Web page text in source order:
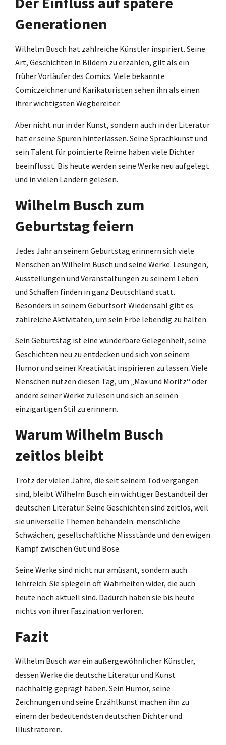
Generationen
Wilhelm Busch hat zahlreiche Künstler inspiriert. Seine
Art, Geschichten in Bildern zu erzählen, gilt als ein
früher Vorläufer des Comics. Viele bekannte
Comiczeichner und Karikaturisten sehen ihn als einen
ihrer wichtigsten Wegbereiter.
Aber nicht nur in der Kunst, sondern auch in der Literatur
hat er seine Spuren hinterlassen. Seine Sprachkunst und
sein Talent für pointierte Reime haben viele Dichter
beeinflusst. Bis heute werden seine Werke neu aufgelegt
und in vielen Ländern gelesen.
Wilhelm Busch zum
Geburtstag feiern
Jedes Jahr an seinem Geburtstag erinnern sich viele
Menschen an Wilhelm Busch und seine Werke. Lesungen,
Ausstellungen und Veranstaltungen zu seinem Leben
und Schaffen finden in ganz Deutschland statt.
Besonders in seinem Geburtsort Wiedensahl gibt es
zahlreiche Aktivitäten, um sein Erbe lebendig zu halten.
Sein Geburtstag ist eine wunderbare Gelegenheit, seine
Geschichten neu zu entdecken und sich von seinem
Humor und seiner Kreativität inspirieren zu lassen. Viele
Menschen nutzen diesen Tag, um „Max und Moritz“ oder
andere seiner Werke zu lesen und sich an seinen
einzigartigen Stil zu erinnern.
Warum Wilhelm Busch
zeitlos bleibt
Trotz der vielen Jahre, die seit seinem Tod vergangen
sind, bleibt Wilhelm Busch ein wichtiger Bestandteil der
deutschen Literatur. Seine Geschichten sind zeitlos, weil
sie universelle Themen behandeln: menschliche
Schwächen, gesellschaftliche Missstände und den ewigen
Kampf zwischen Gut und Böse.
Seine Werke sind nicht nur amüsant, sondern auch
lehrreich. Sie spiegeln oft Wahrheiten wider, die auch
heute noch aktuell sind. Dadurch haben sie bis heute
nichts von ihrer Faszination verloren.
Fazit
Wilhelm Busch war ein außergewöhnlicher Künstler,
dessen Werke die deutsche Literatur und Kunst
nachhaltig geprägt haben. Sein Humor, seine
Zeichnungen und seine Erzählkunst machen ihn zu
einem der bedeutendsten deutschen Dichter und
Illustratoren.